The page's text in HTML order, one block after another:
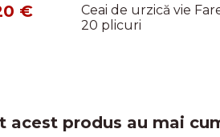
€
Ceai de urzică vie
20 plicuri
acest produs au mai